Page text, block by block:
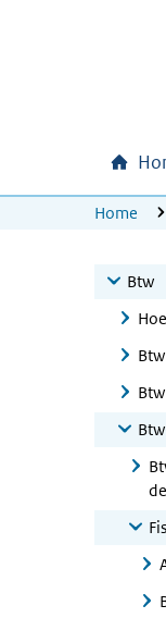
Hoofdnavigatie
U
Home
Btw